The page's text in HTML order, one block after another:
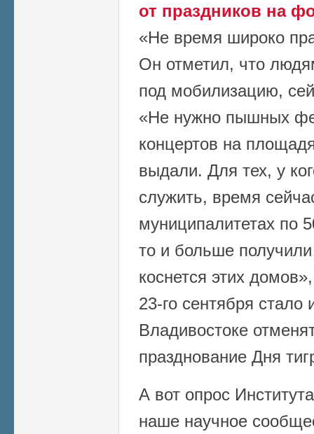
от праздников на
«Не время широко
Он отметил, что
под мобилизацию,
«Не нужно пышных
концертов на
выдали. Для тех, у
служить, время
муниципалитетах по
то и больше
коснется этих
23-го сентября стало
Владивостоке
празднование Дня
А вот опрос
наше научное